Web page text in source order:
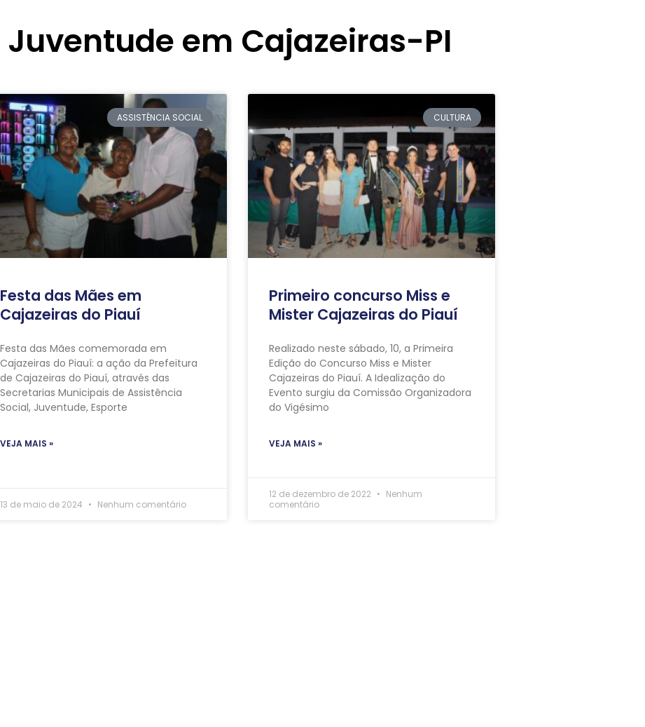
em Cajazeiras-PI
ASSISTÊNCIA SOCIAL
Festa das Mães em
Cajazeiras do Piauí
Festa das Mães comemorada em
Cajazeiras do Piauí: a ação da Prefeitura
de Cajazeiras do Piauí, através das
Secretarias Municipais de Assistência
Social, Juventude, Esporte
VEJA MAIS »
13 de maio de 2024 Nenhum comentário
CULTURA
Primeiro concurso Miss e
Mister Cajazeiras do Piauí
Realizado neste sábado, 10, a Primeira
Edição do Concurso Miss e Mister
Cajazeiras do Piauí. A Idealização do
Evento surgiu da Comissão Organizadora
do Vigésimo
VEJA MAIS »
12 de dezembro de 2022
Nenhum
comentário